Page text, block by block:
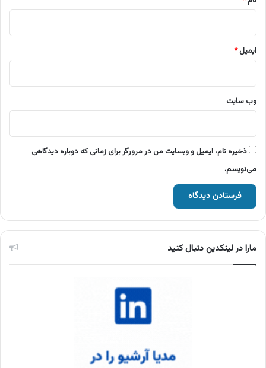
ایمیل*
وب‌ سایت
ذخیره نام، ایمیل و وبسایت من در مرورگر برای زمانی که دوباره دیدگاهی
می‌نویسم.
مارا در لینکدین دنبال کنید